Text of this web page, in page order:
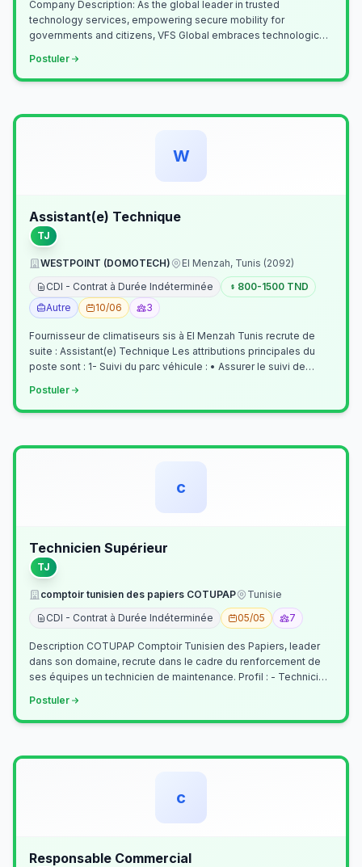
Company Description: As the global leader in trusted
technology services, empowering secure mobility for
governments and citizens, VFS Global embraces technological
Postuler
W
Assistant(e) Technique
TJ
WESTPOINT (DOMOTECH)
El Menzah, Tunis (2092)
CDI - Contrat à Durée Indéterminée
800-1500 TND
Autre
10/06 3
Fournisseur de climatiseurs sis à El Menzah Tunis recrute de
suite : Assistant(e) Technique Les attributions principales du
poste sont : 1- Suivi du parc véhicule : • Assurer le suivi de
Postuler
c
Technicien Supérieur
TJ
comptoir tunisien des papiers COTUPAP
Tunisie
CDI - Contrat à Durée Indéterminée
05/05 7
Description COTUPAP Comptoir Tunisien des Papiers, leader
dans son domaine, recrute dans le cadre du renforcement de
ses équipes un technicien de maintenance. Profil : - Technicien
Postuler
c
Responsable Commercial